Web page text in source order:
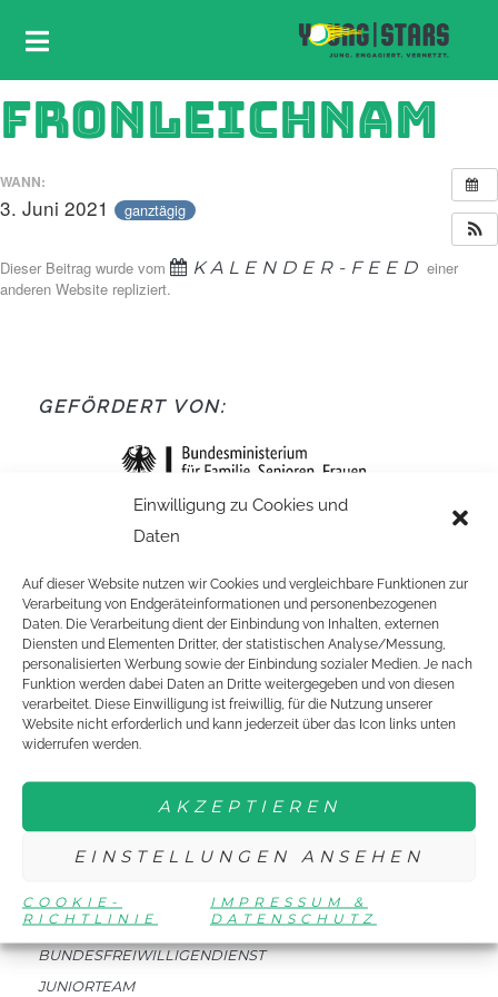
Einwilligung zu Cookies und
Daten
Auf dieser Website nutzen wir Cookies und vergleichbare Funktionen zur
Verarbeitung von Endgeräteinformationen und personenbezogenen
Daten. Die Verarbeitung dient der Einbindung von Inhalten, externen
Diensten und Elementen Dritter, der statistischen Analyse/Messung,
personalisierten Werbung sowie der Einbindung sozialer Medien. Je nach
Funktion werden dabei Daten an Dritte weitergegeben und von diesen
verarbeitet. Diese Einwilligung ist freiwillig, für die Nutzung unserer
Website nicht erforderlich und kann jederzeit über das Icon links unten
widerrufen werden.
AKZEPTIEREN
EINSTELLUNGEN ANSEHEN
COOKIE-
RICHTLINIE
IMPRESSUM &
DATENSCHUTZ
FRONLEICHNAM
WANN:
3. Juni 2021 ganztägig
Dieser Beitrag wurde vom KALENDER-FEED einer
anderen Website repliziert.
GEFÖRDERT VON:
EINE ORGANISATION VON:
MITMACHEN
BUNDESFREIWILLIGENDIENST
JUNIORTEAM